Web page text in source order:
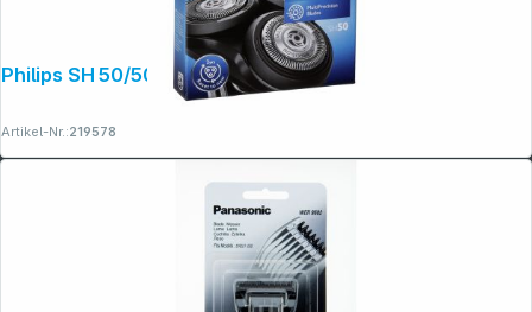
Philips SH 50/50
Artikel-Nr.:219578